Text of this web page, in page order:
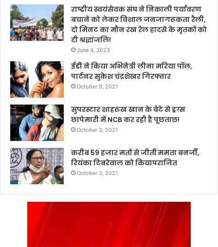
राष्ट्रीय स्वयंसेवक संघ ने निकाली पर्यावरण
बचाने को लेकर विशाल जनजागरूकता रैली,
दो मिनट का मौन रख रेल हादसे के मृतकों को
दी श्रद्धांजलि!
June 4, 2023
ईडी ने किया अभिनेत्री लीना मरिया पॉल,
पार्टनर सुकेश चंद्रशेखर गिरफ्तार
October 9, 2021
सुपरस्टार शाहरुख खान के बेटे से ड्रग्स
छापेमारी में NCB कर रही है पूछताछ!
October 3, 2021
करीब 59 हजार मतों से जीतीं ममता बनर्जी,
रियंका टिबरेवाल को कियापराजित
October 3, 2021